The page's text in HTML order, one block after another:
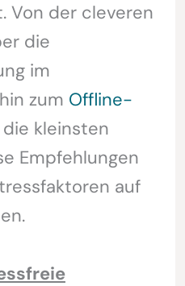
Von der cleveren
die
im
zum Offline-
kleinsten
Empfehlungen
auf